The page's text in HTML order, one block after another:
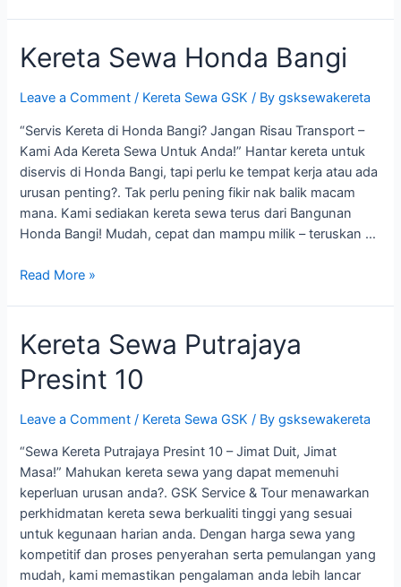
Bangi
Kereta Sewa Honda Bangi
Leave a Comment / Kereta Sewa GSK / Bygsksewakereta
“Servis Kereta di Honda Bangi? Jangan Risau Transport –
Kami Ada Kereta Sewa Untuk Anda!” Hantar kereta untuk
diservis di Honda Bangi, tapi perlu ke tempat kerja atau ada
urusan penting?. Tak perlu pening fikir nak balik macam
mana. Kami sediakan kereta sewa terus dari Bangunan
Honda Bangi! Mudah, cepat dan mampu milik – teruskan …
Kereta
Bangi
Read More »
Kereta Sewa Putrajaya
Presint 10
Leave a Comment / Kereta Sewa GSK / Bygsksewakereta
“Sewa Kereta Putrajaya Presint 10 – Jimat Duit, Jimat
Masa!” Mahukan kereta sewa yang dapat memenuhi
keperluan urusan anda?. GSK Service & Tour menawarkan
perkhidmatan kereta sewa berkualiti tinggi yang sesuai
untuk kegunaan harian anda. Dengan harga sewa yang
kompetitif dan proses penyerahan serta pemulangan yang
mudah, kami memastikan pengalaman anda lebih lancar